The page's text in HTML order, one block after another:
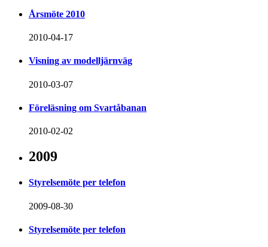
Årsmöte 2010
2010-04-17
Visning av modelljärnväg
2010-03-07
Föreläsning om Svartåbanan
2010-02-02
2009
Styrelsemöte per telefon
2009-08-30
Styrelsemöte per telefon